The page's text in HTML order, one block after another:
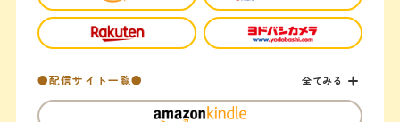
●配信サイト一覧● 全てみる